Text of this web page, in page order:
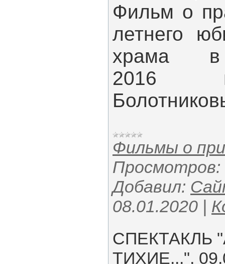
Фильм о
летнего
храма в
2016
Фильмы о
Просмотров:
Добавил:
08.01.2020 |
СПЕКТАКЛЬ
ТИХИЕ...",